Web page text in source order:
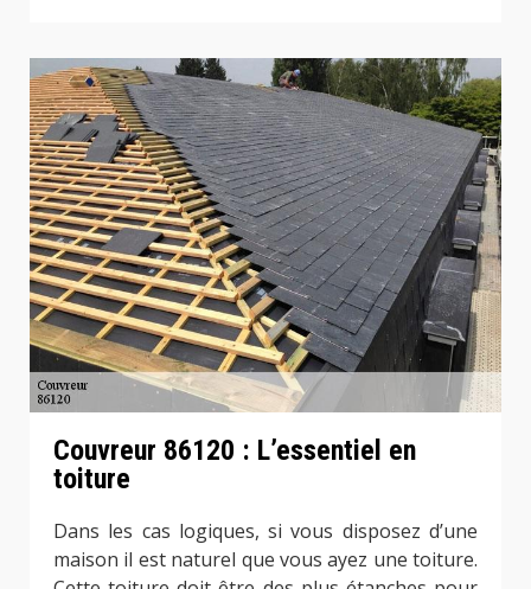
Couvreur 86120 : L’essentiel en
toiture
Dans les cas logiques, si vous disposez d’une
maison il est naturel que vous ayez une toiture.